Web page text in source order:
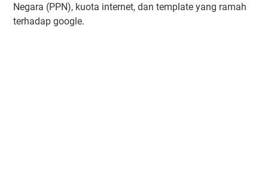
Negara (PPN), kuota internet, dan template yang ramah
terhadap google.